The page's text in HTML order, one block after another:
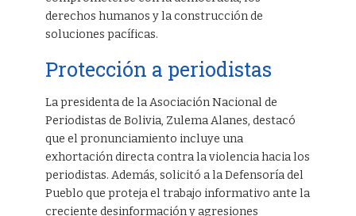
derechos humanos y la construcción de
soluciones pacíficas.
Protección a periodistas
La presidenta de la Asociación Nacional de
Periodistas de Bolivia, Zulema Alanes, destacó
que el pronunciamiento incluye una
exhortación directa contra la violencia hacia los
periodistas. Además, solicitó a la Defensoría del
Pueblo que proteja el trabajo informativo ante la
creciente desinformación y agresiones